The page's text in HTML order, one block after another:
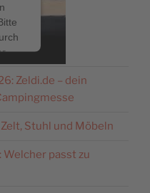
um
Zeldi.de – dein
Stuhl und Möbeln
passt zu